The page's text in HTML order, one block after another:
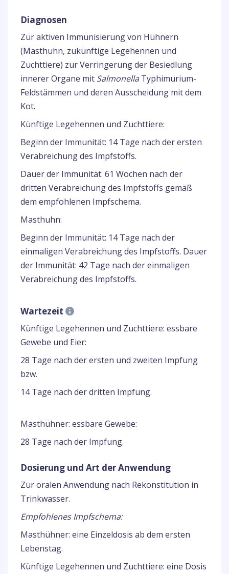
Diagnosen
Zur aktiven Immunisierung von Hühnern
(Masthuhn, zukünftige Legehennen und
Zuchttiere) zur Verringerung der Besiedlung
innerer Organe mit SalmonellaTyphimurium-
Feldstämmen und deren Ausscheidung mit dem
Kot.
Künftige Legehennen und Zuchttiere:
Beginn der Immunität: 14 Tage nach der ersten
Verabreichung des Impfstoffs.
Dauer der Immunität: 61 Wochen nach der
dritten Verabreichung des Impfstoffs gemäß
dem empfohlenen Impfschema.
Masthuhn:
Beginn der Immunität: 14 Tage nach der
einmaligen Verabreichung des Impfstoffs. Dauer
der Immunität: 42 Tage nach der einmaligen
Verabreichung des Impfstoffs.
Wartezeit
Künftige Legehennen und Zuchttiere: essbare
Gewebe und Eier:
28 Tage nach der ersten und zweiten Impfung
bzw.
14 Tage nach der dritten Impfung.
Masthühner: essbare Gewebe:
28 Tage nach der Impfung.
Dosierung und Art der Anwendung
Zur oralen Anwendung nach Rekonstitution in
Trinkwasser.
Empfohlenes Impfschema:
Masthühner: eine Einzeldosis ab dem ersten
Lebenstag.
Künftige Legehennen und Zuchttiere: eine Dosis